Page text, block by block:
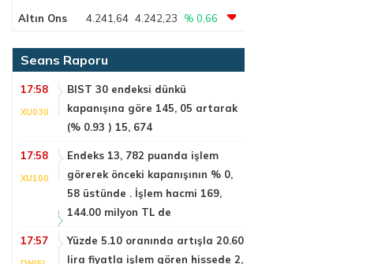
Altın Ons
4.241,64 4.242,23 % 0,66
Seans Raporu
17:58
XU030
BIST 30 endeksi dünkü
kapanışına göre 145, 05 artarak
(% 0.93 ) 15, 674
17:58
XU100
Endeks 13, 782 puanda işlem
görerek önceki kapanışının % 0,
58 üstünde . İşlem hacmi 169,
144.00 milyon TL de
17:57
Yüzde 5.10 oranında artışla 20.60
lira fiyatla işlem gören hissede 2,